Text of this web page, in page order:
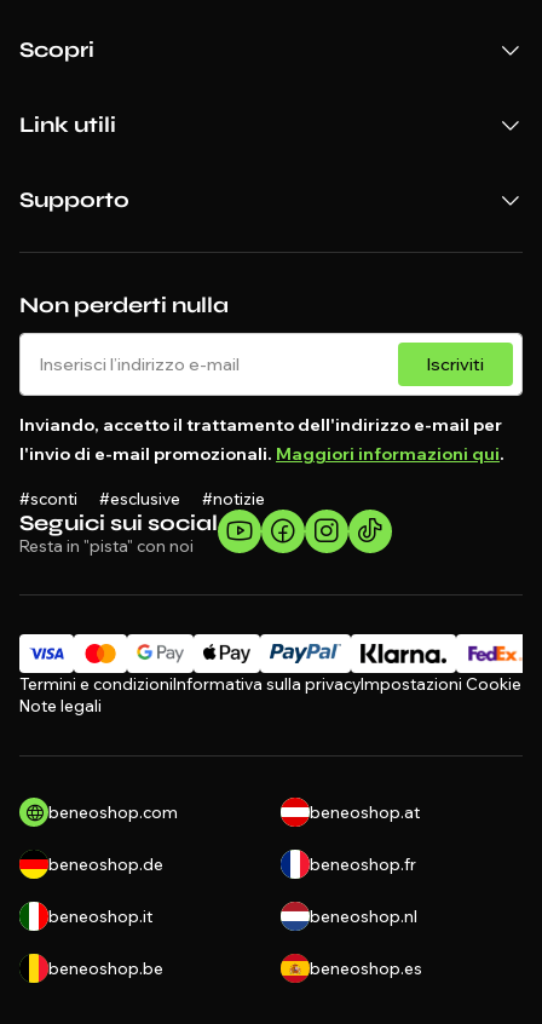
Seguici sui social
Resta in "pista" con noi
Non perderti nulla
Iscriviti
Inviando, accetto il trattamento dell'indirizzo e-mail per
l'invio di e-mail promozionali. Maggiori informazioni qui.
#sconti #esclusive #notizie
Scopri
Link utili
Supporto
Termini e condizioniInformativa sulla privacyImpostazioni Cookie
Note legali
beneoshop.com beneoshop.at
beneoshop.de beneoshop.fr
beneoshop.it beneoshop.nl
beneoshop.be beneoshop.es